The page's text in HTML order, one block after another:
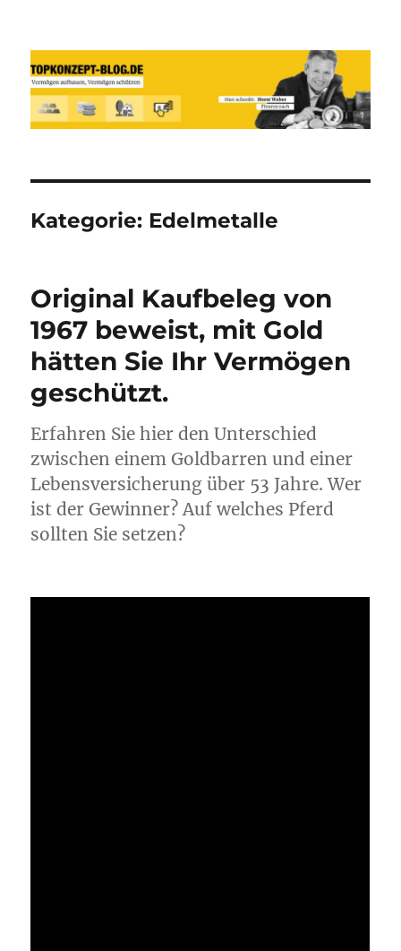
Reich werden und Vermögen
schützen mit Sachwerten-Silber-
Gold-Silbermünzen-Goldmünzen
Kategorie: Edelmetalle
Original Kaufbeleg von
1967 beweist, mit Gold
hätten Sie Ihr Vermögen
geschützt.
Erfahren Sie hier den Unterschied
zwischen einem Goldbarren und einer
Lebensversicherung über 53 Jahre. Wer
ist der Gewinner? Auf welches Pferd
sollten Sie setzen?